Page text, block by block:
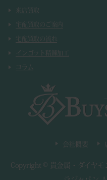
来店買取
宅配買取のご案内
宅配買取の流れ
インゴット精錬加工
コラム
会社概要
Copyright ©
貴金属・ダイヤ